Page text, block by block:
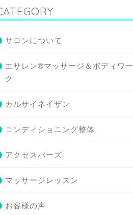
CATEGORY
サロンについて
エサレン®マッサージ＆ボディワー
ク
カルサイネイザン
コンディショニング整体
アクセスバーズ
マッサージレッスン
お客様の声